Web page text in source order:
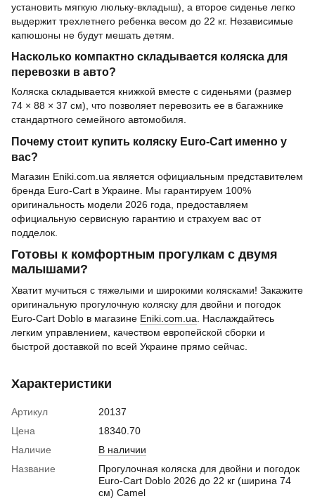
установить мягкую люльку-вкладыш), а второе сиденье легко
выдержит трехлетнего ребенка весом до 22 кг. Независимые
капюшоны не будут мешать детям.
Насколько компактно складывается коляска для
перевозки в авто?
Коляска складывается книжкой вместе с сиденьями (размер
74 × 88 × 37 см), что позволяет перевозить ее в багажнике
стандартного семейного автомобиля.
Почему стоит купить коляску Euro-Cart именно у
вас?
Магазин Eniki.com.ua является официальным представителем
бренда Euro-Cart в Украине. Мы гарантируем 100%
оригинальность модели 2026 года, предоставляем
официальную сервисную гарантию и страхуем вас от
подделок.
Готовы к комфортным прогулкам с двумя
малышами?
Хватит мучиться с тяжелыми и широкими колясками! Закажите
оригинальную прогулочную коляску для двойни и погодок
Euro-Cart Doblo в магазине Eniki.com.ua . Наслаждайтесь
легким управлением, качеством европейской сборки и
быстрой доставкой по всей Украине прямо сейчас.
Характеристики
Артикул
20137
Цена
18340.70
Наличие
В наличии
Название
Прогулочная коляска для двойни и погодок
Euro-Cart Doblo 2026 до 22 кг (ширина 74
см) Camel